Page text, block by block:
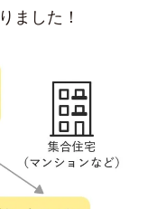
ました！